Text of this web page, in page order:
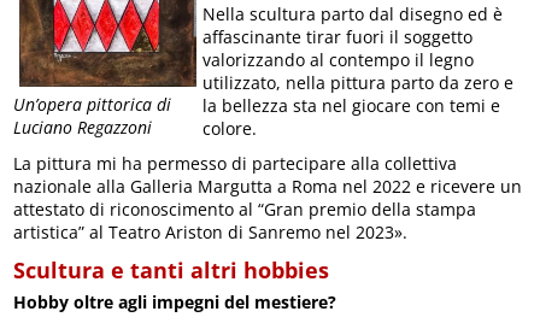
Un’opera pittorica di
Luciano Regazzoni
Nella scultura parto dal disegno ed è
affascinante tirar fuori il soggetto
valorizzando al contempo il legno
utilizzato, nella pittura parto da zero e
la bellezza sta nel giocare con temi e
colore.
La pittura mi ha permesso di partecipare alla collettiva
nazionale alla Galleria Margutta a Roma nel 2022 e ricevere un
attestato di riconoscimento al “Gran premio della stampa
artistica” al Teatro Ariston di Sanremo nel 2023».
Scultura e tanti altri hobbies
Hobby oltre agli impegni del mestiere?